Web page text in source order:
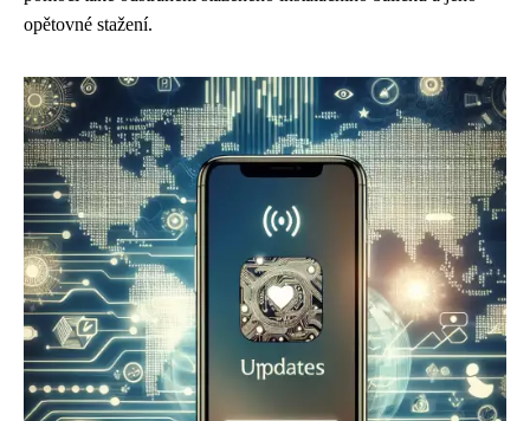
opětovné stažení.